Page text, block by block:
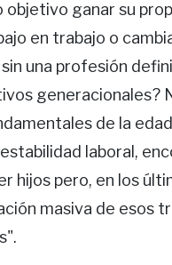
objetivo ganar su
en trabajo o
una profesión
generacionales?
de la
laboral,
hijos pero, en los
masiva de esos